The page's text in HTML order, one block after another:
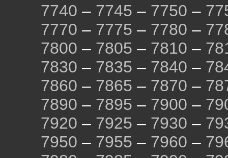
7740 – 7745 – 7750 –
7770 – 7775 – 7780 –
7800 – 7805 – 7810 –
7830 – 7835 – 7840 –
7860 – 7865 – 7870 –
7890 – 7895 – 7900 –
7920 – 7925 – 7930 –
7950 – 7955 – 7960 –